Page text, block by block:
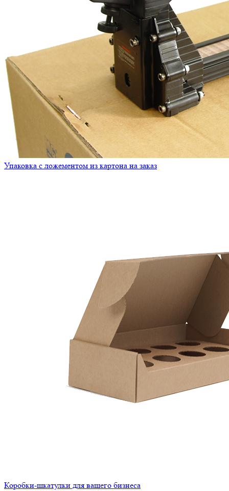
Упаковка с ложементом из картона на заказ
Коробки-шкатулки для вашего бизнеса